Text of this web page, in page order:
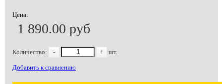
Цена:
1 890.00 руб
Количество: - + шт.
Добавить к сравнению